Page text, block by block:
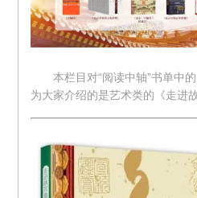
本栏目对“阅读中轴”书单中的
为大家介绍的是艺术类的《走进